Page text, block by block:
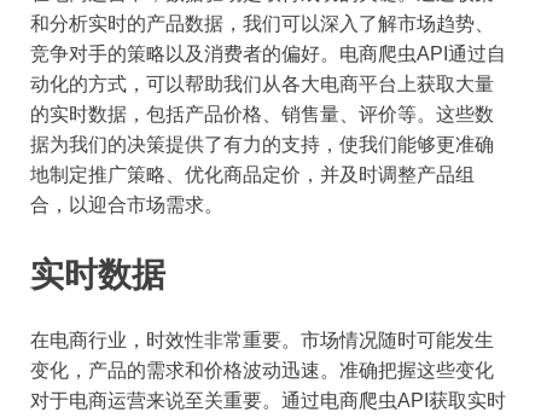
和分析实时的产品数据，我们可以深入了解市场趋势、
竞争对手的策略以及消费者的偏好。电商爬虫API通过自
动化的方式，可以帮助我们从各大电商平台上获取大量
的实时数据，包括产品价格、销售量、评价等。这些数
据为我们的决策提供了有力的支持，使我们能够更准确
地制定推广策略、优化商品定价，并及时调整产品组
合，以迎合市场需求。
实时数据
在电商行业，时效性非常重要。市场情况随时可能发生
变化，产品的需求和价格波动迅速。准确把握这些变化
对于电商运营来说至关重要。通过电商爬虫API获取实时